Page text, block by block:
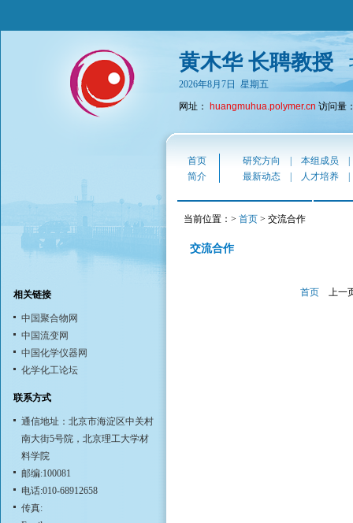
黄木华 长聘教授
2026年8月7日 星期五
网址：
huangmuhua.polymer.cn 访问量
相关链接
中国聚合物网
中国流变网
中国化学仪器网
化学化工论坛
联系方式
通信地址：北京市海淀区中关村
南大街5号院，北京理工大学材
料学院
邮编:100081
电话:010-68912658
传真:
首页 研究方向 本组成员
简介
最新动态 人才培养
当前位置：> 首页 > 交流合作
交流合作
首页 上一